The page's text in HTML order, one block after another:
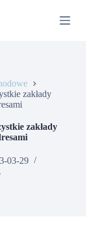
zakłady
zakłady
03-29